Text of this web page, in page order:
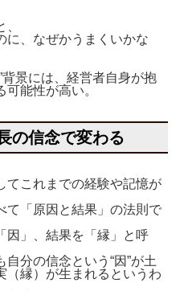
に、なぜかうまくいかな
背景には、経営者自身が抱
能性が高い。
の信念で変わる
てこれまでの経験や記憶が
て「原因と結果」の法則で
因」、結果を「縁」と呼
分の信念という“因”が土
（縁）が生まれるというわ